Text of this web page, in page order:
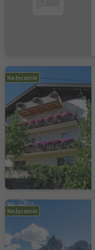
Na życzenie
Na życzenie